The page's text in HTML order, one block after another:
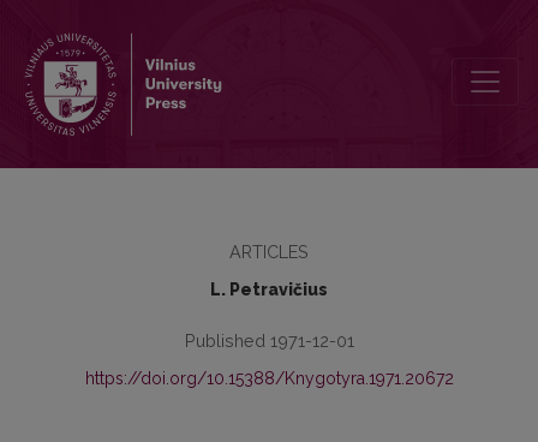
ARTICLES
L. Petravičius
Published 1971-12-01
https://doi.org/10.15388/Knygotyra.1971.20672